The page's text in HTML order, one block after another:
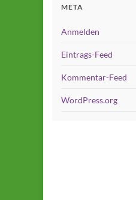
META
Anmelden
Eintrags-Feed
Kommentar-Feed
WordPress.org